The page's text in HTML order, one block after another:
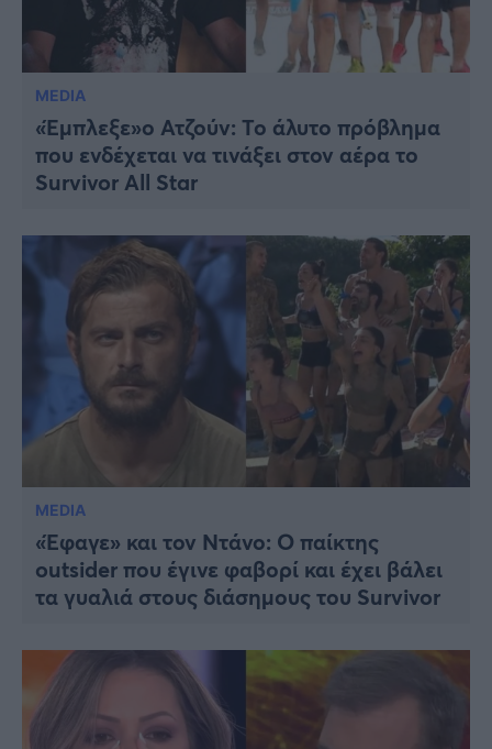
MEDIA
«Έμπλεξε»ο Ατζούν: Το άλυτο πρόβλημα
που ενδέχεται να τινάξει στον αέρα το
Survivor All Star
MEDIA
«Έφαγε» και τον Ντάνο: Ο παίκτης
outsider που έγινε φαβορί και έχει βάλει
τα γυαλιά στους διάσημους του Survivor